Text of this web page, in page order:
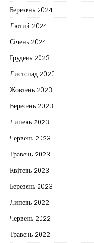
Березень 2024
Лютий 2024
Січень 2024
Грудень 2023
Листопад 2023
Жовтень 2023
Вересень 2023
Липень 2023
Червень 2023
Травень 2023
Квітень 2023
Березень 2023
Липень 2022
Червень 2022
Травень 2022